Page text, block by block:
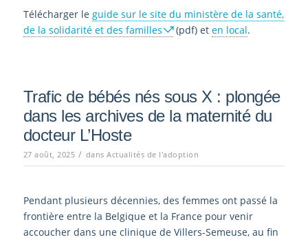
Télécharger le guide sur le site du ministère de la santé,
de la solidarité et des familles
(pdf) et en local.
Trafic de bébés nés sous X : plongée
dans les archives de la maternité du
docteur L’Hoste
27 août, 2025 / dansActualités de l'adoption
Pendant plusieurs décennies, des femmes ont passé la
frontière entre la Belgique et la France pour venir
accoucher dans une clinique de Villers-Semeuse, au fin